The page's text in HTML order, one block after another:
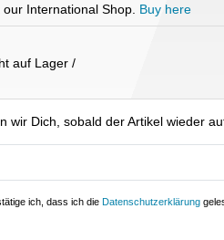
International Shop. Buy here
auf Lager
wir Dich, sobald der Artikel wieder
ich, dass ich die Daten­schutz­erklärung